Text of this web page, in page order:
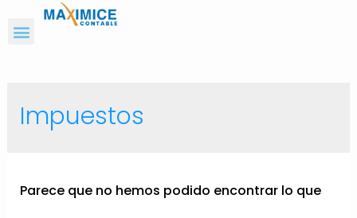
Impuestos
Parece que no hemos podido encontrar lo que